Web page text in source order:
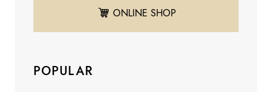
ONLINE SHOP
POPULAR